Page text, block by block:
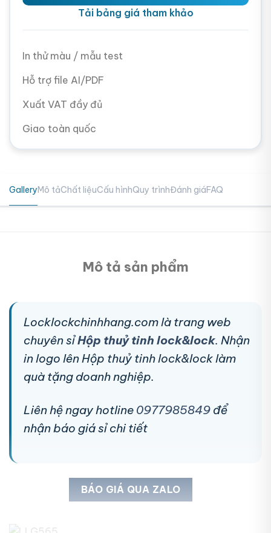
Tải bảng giá tham khảo
In thử màu / mẫu test
Hỗ trợ file AI/PDF
Xuất VAT đầy đủ
Giao toàn quốc
GalleryMô tảChất liệuCấu hìnhQuy trìnhĐánh giáFAQ
Mô tả sản phẩm
Locklockchinhhang.com là trang web
chuyên sỉHộp thuỷ tinh lock&lock. Nhận
in logo lên Hộp thuỷ tinh lock&lock làm
quà tặng doanh nghiệp.
Liên hệ ngay hotline 0977985849 để
nhận báo giá sỉ chi tiết
BÁO GIÁ QUA ZALO